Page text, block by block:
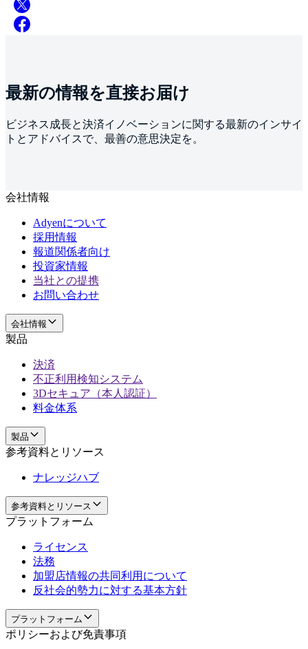
最新の情報を直接お届け
ビジネス成長と決済イノベーションに関する最新のインサイ
トとアドバイスで、最善の意思決定を。
会社情報
Adyenについて
採用情報
報道関係者向け
投資家情報
当社との提携
お問い合わせ
会社情報
製品
決済
不正利用検知システム
3Dセキュア（本人認証）
料金体系
製品
参考資料とリソース
ナレッジハブ
参考資料とリソース
プラットフォーム
ライセンス
法務
加盟店情報の共同利用について
反社会的勢力に対する基本方針
プラットフォーム
ポリシーおよび免責事項